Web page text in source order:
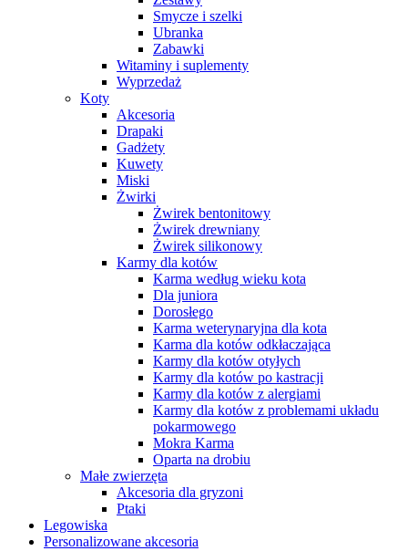
Smycze i szelki
Ubranka
Zabawki
Witaminy i suplementy
Wyprzedaż
Koty
Akcesoria
Drapaki
Gadżety
Kuwety
Miski
Żwirki
Żwirek bentonitowy
Żwirek drewniany
Żwirek silikonowy
Karmy dla kotów
Karma według wieku kota
Dla juniora
Dorosłego
Karma weterynaryjna dla kota
Karma dla kotów odkłaczająca
Karmy dla kotów otyłych
Karmy dla kotów po kastracji
Karmy dla kotów z alergiami
Karmy dla kotów z problemami układu
pokarmowego
Mokra Karma
Oparta na drobiu
Małe zwierzęta
Akcesoria dla gryzoni
Ptaki
Legowiska
Personalizowane akcesoria